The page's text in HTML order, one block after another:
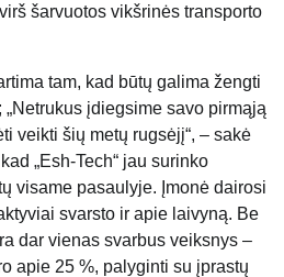
šarvuotos vikšrinės transporto
tam, kad būtų galima žengti
įdiegsime savo pirmąją
veikti šių metų rugsėjį“, – sakė
„Esh-Tech“ jau surinko
visame pasaulyje. Įmonė dairosi
svarsto ir apie laivyną. Be
dar vienas svarbus veiksnys –
apie 25 %, palyginti su įprastų